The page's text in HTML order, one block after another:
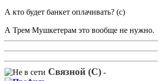
А кто будет банкет оплачивать? (с)
А Трем Мушкетерам это вообще не нужно.
Связной (С) -